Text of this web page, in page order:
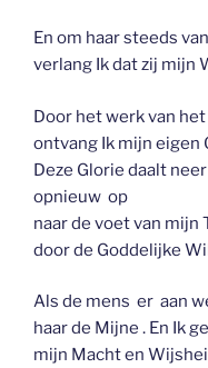
En om haar steeds
verlang Ik dat zij mijn
Door het werk van
ontvang Ik mijn eigen
Deze Glorie daalt
opnieuw op
naar de voet van
door de Goddelijke
Als de mens er aan
haar de Mijne . En Ik
mijn Macht en